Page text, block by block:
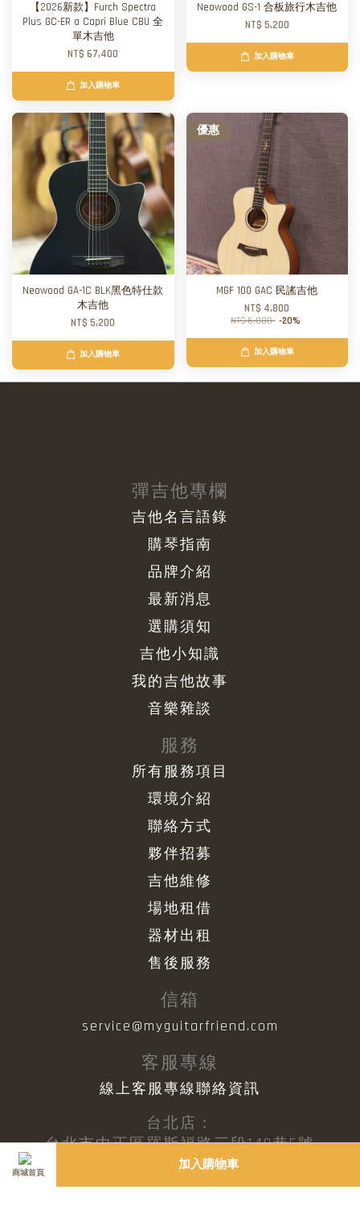
商城首頁
加入購物車
【2026新款】Furch Spectra
Plus GC-ER a Capri Blue CBU 全
單木吉他
NT$ 67,400
加入購物車
Neowood GS-1 合板旅行木吉他
NT$ 5,200
加入購物車
Neowood GA-1C BLK黑色特仕款
木吉他
NT$ 5,200
加入購物車
優惠
MGF 100 GAC 民謠吉他
NT$ 4,800
NT$ 6,000 -20%
加入購物車
彈吉他專欄
吉他名言語錄
購琴指南
品牌介紹
最新消息
選購須知
吉他小知識
我的吉他故事
音樂雜談
服務
所有服務項目
環境介紹
聯絡方式
夥伴招募
吉他維修
場地租借
器材出租
售後服務
信箱
service@myguitarfriend.com
客服專線
線上客服專線聯絡資訊
台北店：
台北市中正區羅斯福路三段140巷5號
臺北市私立好朋友吉他音樂短期補習班
證號第7428號